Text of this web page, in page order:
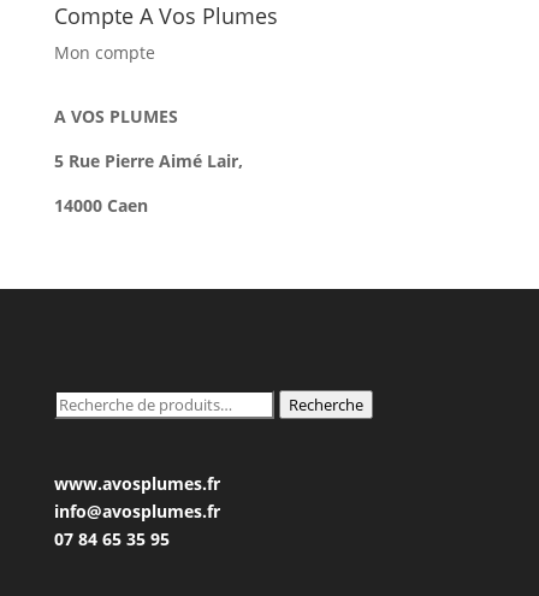
Compte A Vos Plumes
Mon compte
A VOS PLUMES
5 Rue Pierre Aimé Lair,
14000 Caen
Recherche
Recherche
www.avosplumes.fr
info@avosplumes.fr
07 84 65 35 95